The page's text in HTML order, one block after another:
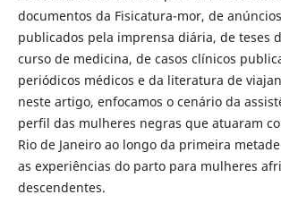
documentos da Fisicatura-mor, de
publicados pela imprensa diária, de teses
curso de medicina, de casos clínicos
periódicos médicos e da literatura de
neste artigo, enfocamos o cenário da
perfil das mulheres negras que atuaram
Rio de Janeiro ao longo da primeira
as experiências do parto para mulheres
descendentes.